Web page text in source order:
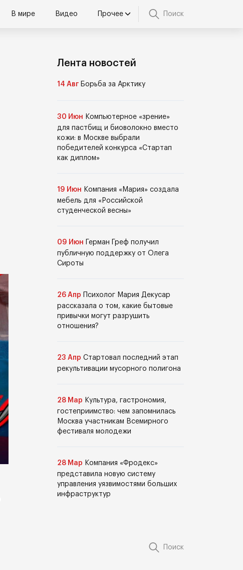
В мире Видео Прочее Поиск
Лента новостей
14 Авг Борьба за Арктику
30 Июн Компьютерное «зрение»
для пастбищ и биоволокно вместо
кожи: в Москве выбрали
победителей конкурса «Стартап
как диплом»
19 Июн Компания «Мария» создала
мебель для «Российской
студенческой весны»
09 Июн
Герман Греф получил
публичную поддержку от Олега
Сироты
26 Апр
Психолог Мария Декусар
рассказала о том, какие бытовые
привычки могут разрушить
отношения?
23 Апр Стартовал последний этап
рекультивации мусорного полигона
28 Мар Культура, гастрономия,
гостеприимство: чем запомнилась
Москва участникам Всемирного
фестиваля молодежи
28 Мар Компания «Фродекс»
представила новую систему
управления уязвимостями больших
инфраструктур
Поиск